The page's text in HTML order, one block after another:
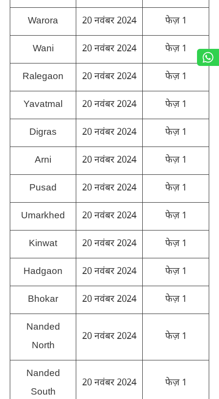
Warora 20 नवंबर 2024 फेज़ 1
Wani 20 नवंबर 2024 फेज़ 1
Ralegaon 20 नवंबर 2024 फेज़ 1
Yavatmal 20 नवंबर 2024 फेज़ 1
Digras 20 नवंबर 2024 फेज़ 1
Arni 20 नवंबर 2024 फेज़ 1
Pusad 20 नवंबर 2024 फेज़ 1
Umarkhed 20 नवंबर 2024 फेज़ 1
Kinwat 20 नवंबर 2024 फेज़ 1
Hadgaon 20 नवंबर 2024 फेज़ 1
Bhokar 20 नवंबर 2024 फेज़ 1
Nanded
North
20 नवंबर 2024 फेज़ 1
Nanded
South
20 नवंबर 2024 फेज़ 1